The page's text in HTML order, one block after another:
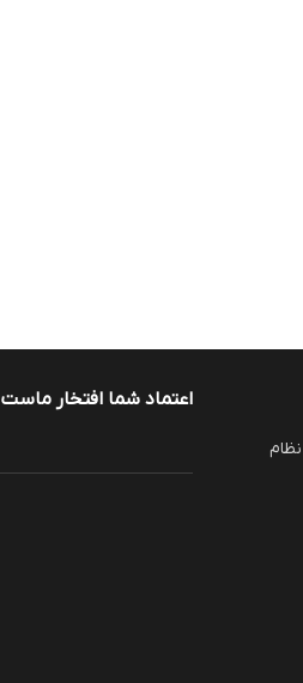
اعتماد شما افتخار ماست